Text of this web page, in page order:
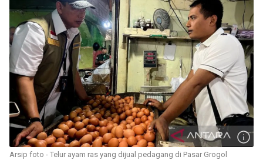
Arsip foto - Telur ayam ras yang dijual pedagang di Pasar Grogol